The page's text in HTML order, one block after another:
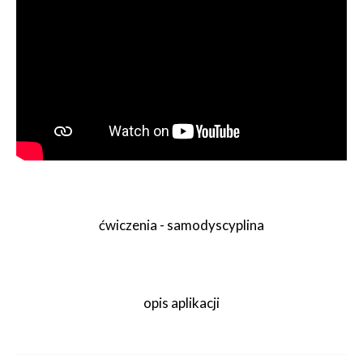
ćwiczenia - samodyscyplina
opis aplikacji